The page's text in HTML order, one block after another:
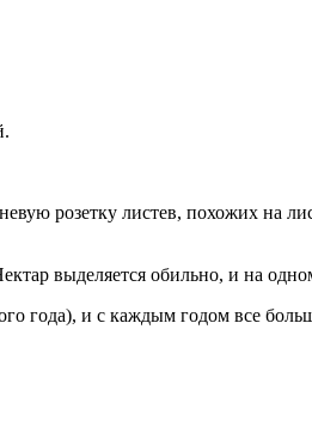
розетку листев, похожих на
выделяется обильно, и на
года), и с каждым годом все